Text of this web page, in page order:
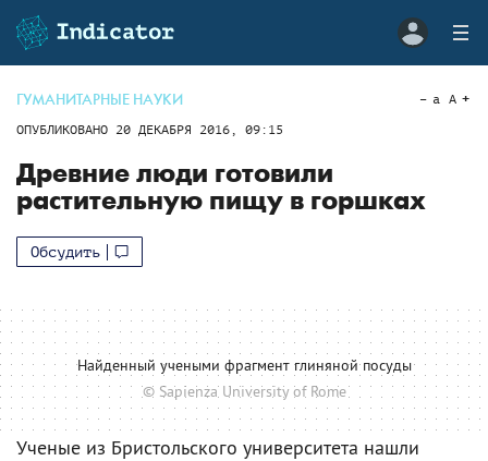
ГУМАНИТАРНЫЕ НАУКИ
ОПУБЛИКОВАНО 20 ДЕКАБРЯ 2016, 09:15
a A
Древние люди готовили
растительную пищу в горшках
Обсудить
Найденный учеными фрагмент глиняной посуды
© Sapienza University of Rome
Ученые из Бристольского университета нашли